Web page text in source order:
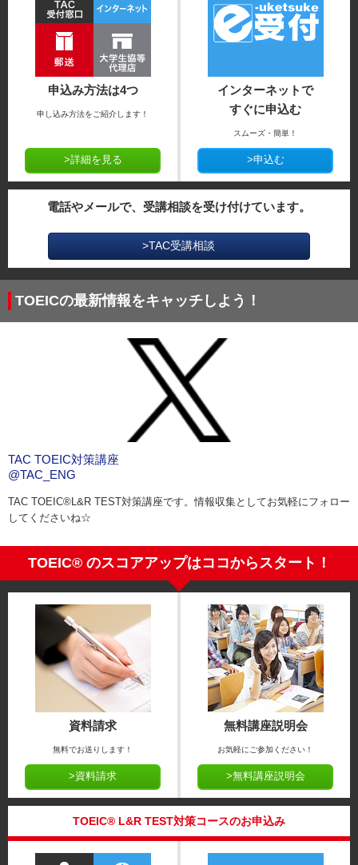
申込み方法は4つ
申し込み方法をご紹介します！
>詳細を見る
インターネットで
すぐに申込む
スムーズ・簡単！
>申込む
電話やメールで、受講相談を受け付けています。
>TAC受講相談
TOEICの最新情報をキャッチしよう！
TAC TOEIC対策講座
@TAC_ENG
TAC TOEIC®︎L&R TEST対策講座です。情報収集としてお気軽にフォロー
してくださいね☆
TOEIC® のスコアアップはココからスタート！
資料請求
無料でお送りします！
>資料請求
無料講座説明会
お気軽にご参加ください！
>無料講座説明会
TOEIC® L&R TEST対策コースのお申込み